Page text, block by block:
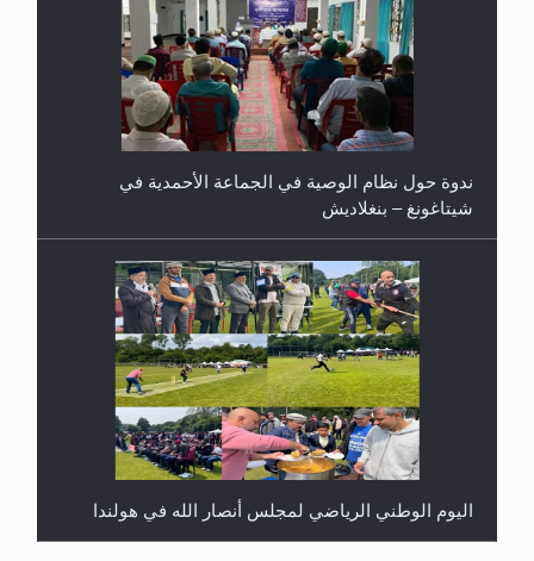
ندوة حول نظام الوصية في الجماعة الأحمدية في
شيتاغونغ – بنغلاديش
اليوم الوطني الرياضي لمجلس أنصار الله في هولندا